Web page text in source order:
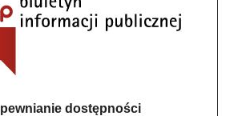
dostępności